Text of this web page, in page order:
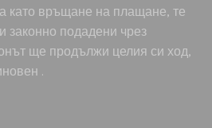
като връщане на плащане, те
законно подадени чрез
ще продължи целия си ход,
.